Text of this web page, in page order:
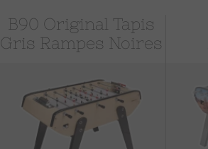
B90 Original Tapis
Gris Rampes Noires